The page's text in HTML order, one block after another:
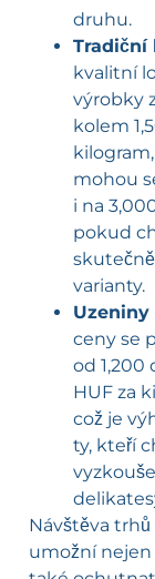
druhu.
Tradiční
kvalitní
výrobky
kolem
mohou
i na
pokud
varianty.
Uzeniny
ceny se
od 1,200
HUF za
což je
ty, kteří
Návštěva
umožní nejen